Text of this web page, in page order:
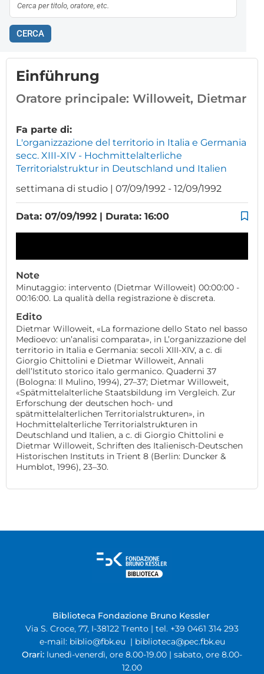
CERCA
Einführung
Oratore principale: Willoweit, Dietmar
Fa parte di:
L'organizzazione del territorio in Italia e Germania
secc. XIII-XIV - Hochmittelalterliche
Territorialstruktur in Deutschland und Italien
settimana di studio | 07/09/1992 - 12/09/1992
Data: 07/09/1992 | Durata: 16:00
Note
Minutaggio: intervento (Dietmar Willoweit) 00:00:00 -
00:16:00. La qualità della registrazione è discreta.
Edito
Dietmar Willoweit, «La formazione dello Stato nel basso
Medioevo: un’analisi comparata», in L’organizzazione del
territorio in Italia e Germania: secoli XIII-XIV, a c. di
Giorgio Chittolini e Dietmar Willoweit, Annali
dell’Istituto storico italo germanico. Quaderni 37
(Bologna: Il Mulino, 1994), 27–37; Dietmar Willoweit,
«Spätmittelalterliche Staatsbildung im Vergleich. Zur
Erforschung der deutschen hoch- und
spätmittelalterlichen Territorialstrukturen», in
Hochmittelalterliche Territorialstrukturen in
Deutschland und Italien, a c. di Giorgio Chittolini e
Dietmar Willoweit, Schriften des Italienisch-Deutschen
Historischen Instituts in Trient 8 (Berlin: Duncker &
Humblot, 1996), 23–30.
Biblioteca Fondazione Bruno Kessler
Via S. Croce, 77, I-38122 Trento | tel. +39 0461 314 293
e-mail: biblio@fbk.eu | biblioteca@pec.fbk.eu
Orari: lunedì-venerdì, ore 8.00-19.00 | sabato, ore 8.00-
12.00